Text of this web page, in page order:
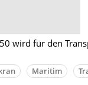
wird für den
Maritim